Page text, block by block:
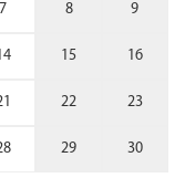
7 8 9
15 16
22 23
29 30